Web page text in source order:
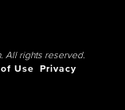
All rights reserved.
Use
Privacy